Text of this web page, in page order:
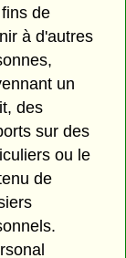
de
à d'autres
un
des
sur des
ou le
de